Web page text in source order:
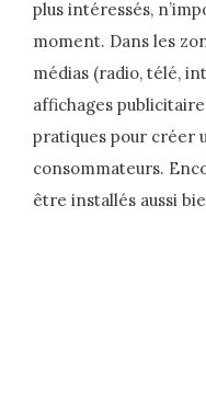
plus intéressés,
moment. Dans les
médias (radio, télé,
affichages
pratiques pour créer
consommateurs.
être installés aussi